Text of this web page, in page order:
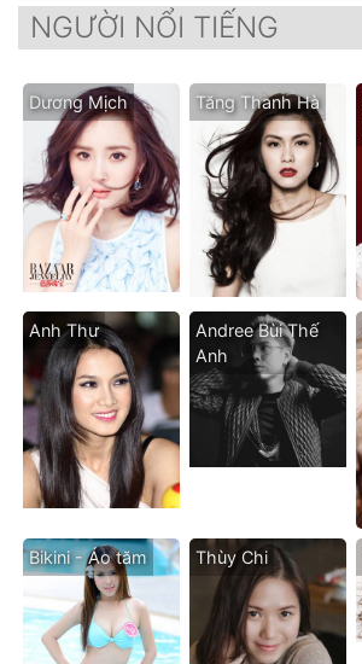
NGƯỜI NỔI TIẾNG
Dương Mịch Tăng Thanh Hà
Anh Thư
Andree Bùi Thế
Anh
Bikini - Áo tăm Thùy Chi